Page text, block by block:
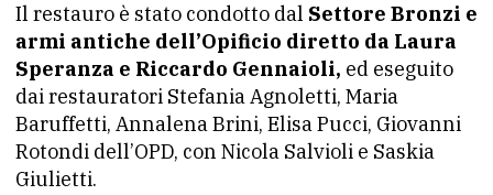
Il restauro è stato condotto dal Settore Bronzi e
armi antiche dell’Opificio diretto da Laura
Speranza e Riccardo Gennaioli, ed eseguito
dai restauratori Stefania Agnoletti, Maria
Baruffetti, Annalena Brini, Elisa Pucci, Giovanni
Rotondi dell’OPD, con Nicola Salvioli e Saskia
Giulietti.